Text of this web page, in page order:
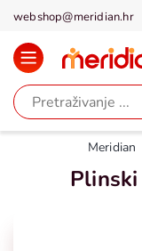
webshop@meridian.hr
Meridian